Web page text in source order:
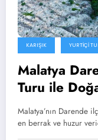
KARIŞIK YURTIÇI
Malatya
Turu ile
Malatya’nın Darende
en berrak ve huzur